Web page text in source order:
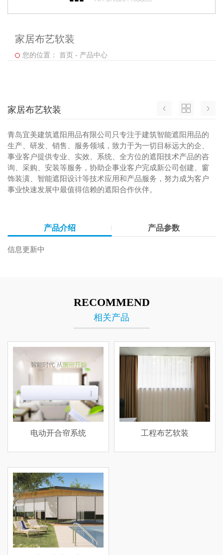
家居布艺软装
您的位置： 首页 - 产品中心
家居布艺软装
青岛宜美建筑遮阳用品有限公司只专注于建筑智能遮阳用品的
生产、研发、销售、服务领域，致力于为一切目标远大的企、
事业客户提供专业、实效、系统、全方位的遮阳技术产品的咨
询、采购、安装等服务，协助企事业客户完成新公司创建、窗
饰装潢、智能遮阳设计等技术应用和产品服务，努力成为客户
事业快速发展中最值得信赖的遮阳合作伙伴。
产品介绍 产品参数
信息更新中
RECOMMEND
相关产品
电动开合帘系统 工程布艺软装